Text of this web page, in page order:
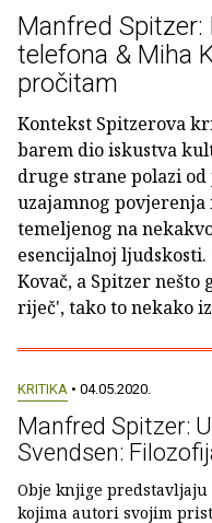
Manfred
telefona & Miha
pročitam
Kontekst Spitzerova
barem dio iskustva
druge strane polazi
uzajamnog
temeljenog na
esencijalnoj
Kovač, a Spitzer
riječ', tako to nekako
KRITIKA • 04.05.2020.
Manfred Spitzer:
Svendsen:
Obje knjige
kojima autori svojim